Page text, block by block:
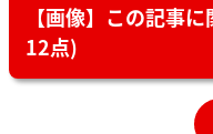
【画像】この記事
12点)